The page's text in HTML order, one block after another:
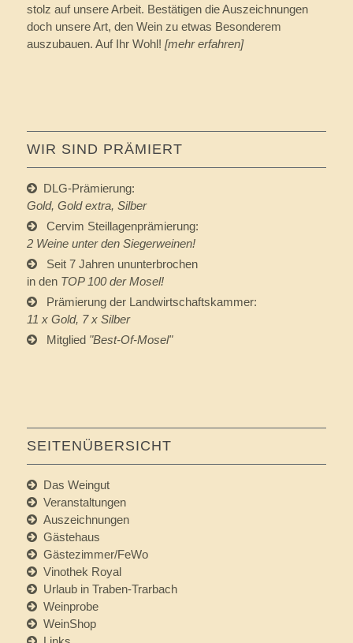
stolz auf unsere Arbeit. Bestätigen die Auszeichnungen
doch unsere Art, den Wein zu etwas Besonderem
auszubauen. Auf Ihr Wohl! [mehr erfahren]
WIR SIND PRÄMIERT
DLG-Prämierung:
Gold, Gold extra, Silber
Cervim Steillagenprämierung:
2 Weine unter den Siegerweinen!
Seit 7 Jahren ununterbrochen
in den TOP 100 der Mosel!
Prämierung der Landwirtschaftskammer:
11 x Gold, 7 x Silber
Mitglied "Best-Of-Mosel"
SEITENÜBERSICHT
Das Weingut
Veranstaltungen
Auszeichnungen
Gästehaus
Gästezimmer/FeWo
Vinothek Royal
Urlaub in Traben-Trarbach
Weinprobe
WeinShop